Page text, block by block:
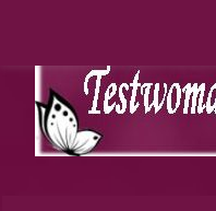
springen